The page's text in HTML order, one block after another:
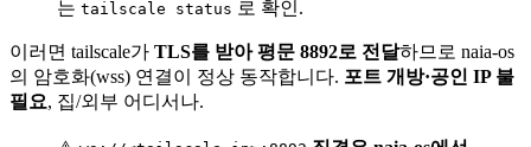
는 tailscale status 로 확인.
이러면 tailscale가 TLS를 받아 평문 8892로 전달하므로 naia-os
의 암호화(wss) 연결이 정상 동작합니다. 포트 개방·공인 IP 불
필요, 집/외부 어디서나.